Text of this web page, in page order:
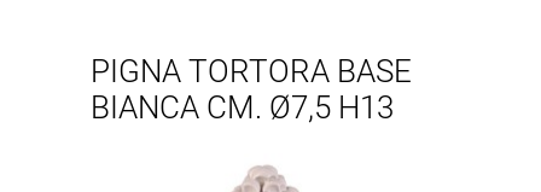
PIGNA TORTORA BASE
BIANCA CM. Ø7,5 H13